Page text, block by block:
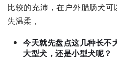
比较的充沛，在户外腊肠犬
失温柔，
今天就先盘点这几种长不
大型犬，还是小型犬呢？